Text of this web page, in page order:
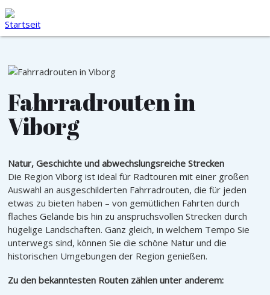
×
Bier in Viborg
De Fem Halder
Wanderung durch die
Mønsted Kalkgruben
Verdenskortet - die
Weltkarte
Das Energiemuseum
Hærvejen - Der alte
Heerweg
Der Kalk-Camino
Defibrillator in
Fahrradrouten in
Viborg
Natur, Geschichte und abwechslungsreiche Strecken
Die Region Viborg ist ideal für Radtouren mit einer großen
Auswahl an ausgeschilderten Fahrradrouten, die für jeden
etwas zu bieten haben – von gemütlichen Fahrten durch
flaches Gelände bis hin zu anspruchsvollen Strecken durch
hügelige Landschaften. Ganz gleich, in welchem Tempo Sie
unterwegs sind, können Sie die schöne Natur und die
historischen Umgebungen der Region genießen.
Zu den bekanntesten Routen zählen unter anderem: